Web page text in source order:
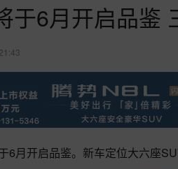
于6月开启品鉴
6月开启品鉴。新车定位大六座